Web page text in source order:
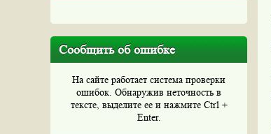
Сообщить об ошибке
На сайте работает система проверки
ошибок. Обнаружив неточность в
тексте, выделите ее и нажмите Ctrl +
Enter.